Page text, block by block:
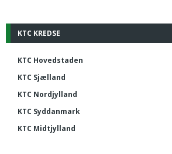
KTC KREDSE
KTC Hovedstaden
KTC Sjælland
KTC Nordjylland
KTC Syddanmark
KTC Midtjylland